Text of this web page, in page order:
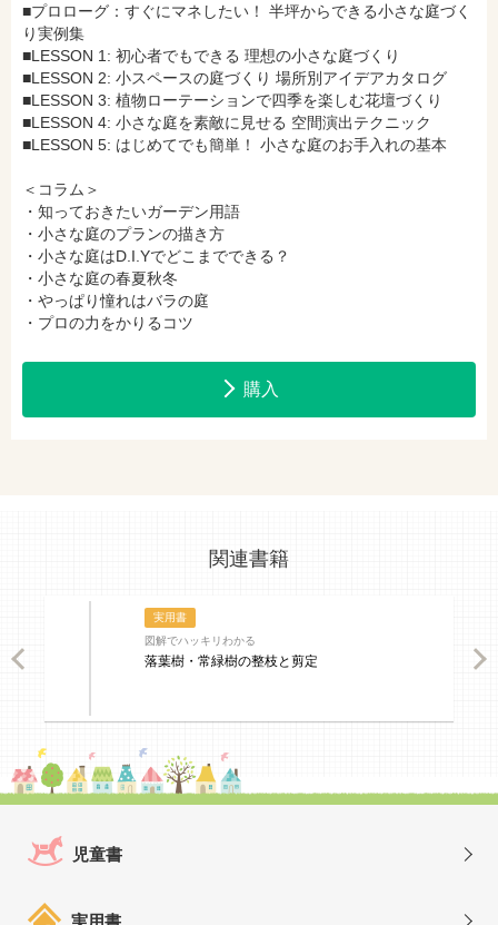
■プロローグ：すぐにマネしたい！ 半坪からできる小さな庭づく
り実例集
■LESSON 1: 初心者でもできる 理想の小さな庭づくり
■LESSON 2: 小スペースの庭づくり 場所別アイデアカタログ
■LESSON 3: 植物ローテーションで四季を楽しむ花壇づくり
■LESSON 4: 小さな庭を素敵に見せる 空間演出テクニック
■LESSON 5: はじめてでも簡単！ 小さな庭のお手入れの基本
＜コラム＞
・知っておきたいガーデン用語
・小さな庭のプランの描き方
・小さな庭はD.I.Yでどこまでできる？
・小さな庭の春夏秋冬
・やっぱり憧れはバラの庭
・プロの力をかりるコツ
購入
関連書籍
実用書
図解でハッキリわかる
落葉樹・常緑樹の整枝と剪定
児童書
実用書